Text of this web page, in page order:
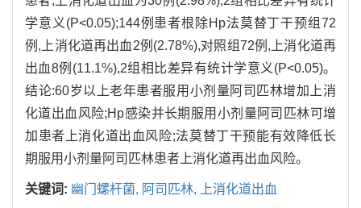
学意义(P<0.05);144例患者根除Hp法莫替丁干预组72
例,上消化道再出血2例(2.78%),对照组72例,上消化道再
出血8例(11.1%),2组相比差异有统计学意义(P<0.05)。
结论:60岁以上老年患者服用小剂量阿司匹林增加上消
化道出血风险;Hp感染并长期服用小剂量阿司匹林可增
加患者上消化道出血风险;法莫替丁干预能有效降低长
期服用小剂量阿司匹林患者上消化道再出血风险。
关键词: 幽门螺杆菌, 阿司匹林, 上消化道出血